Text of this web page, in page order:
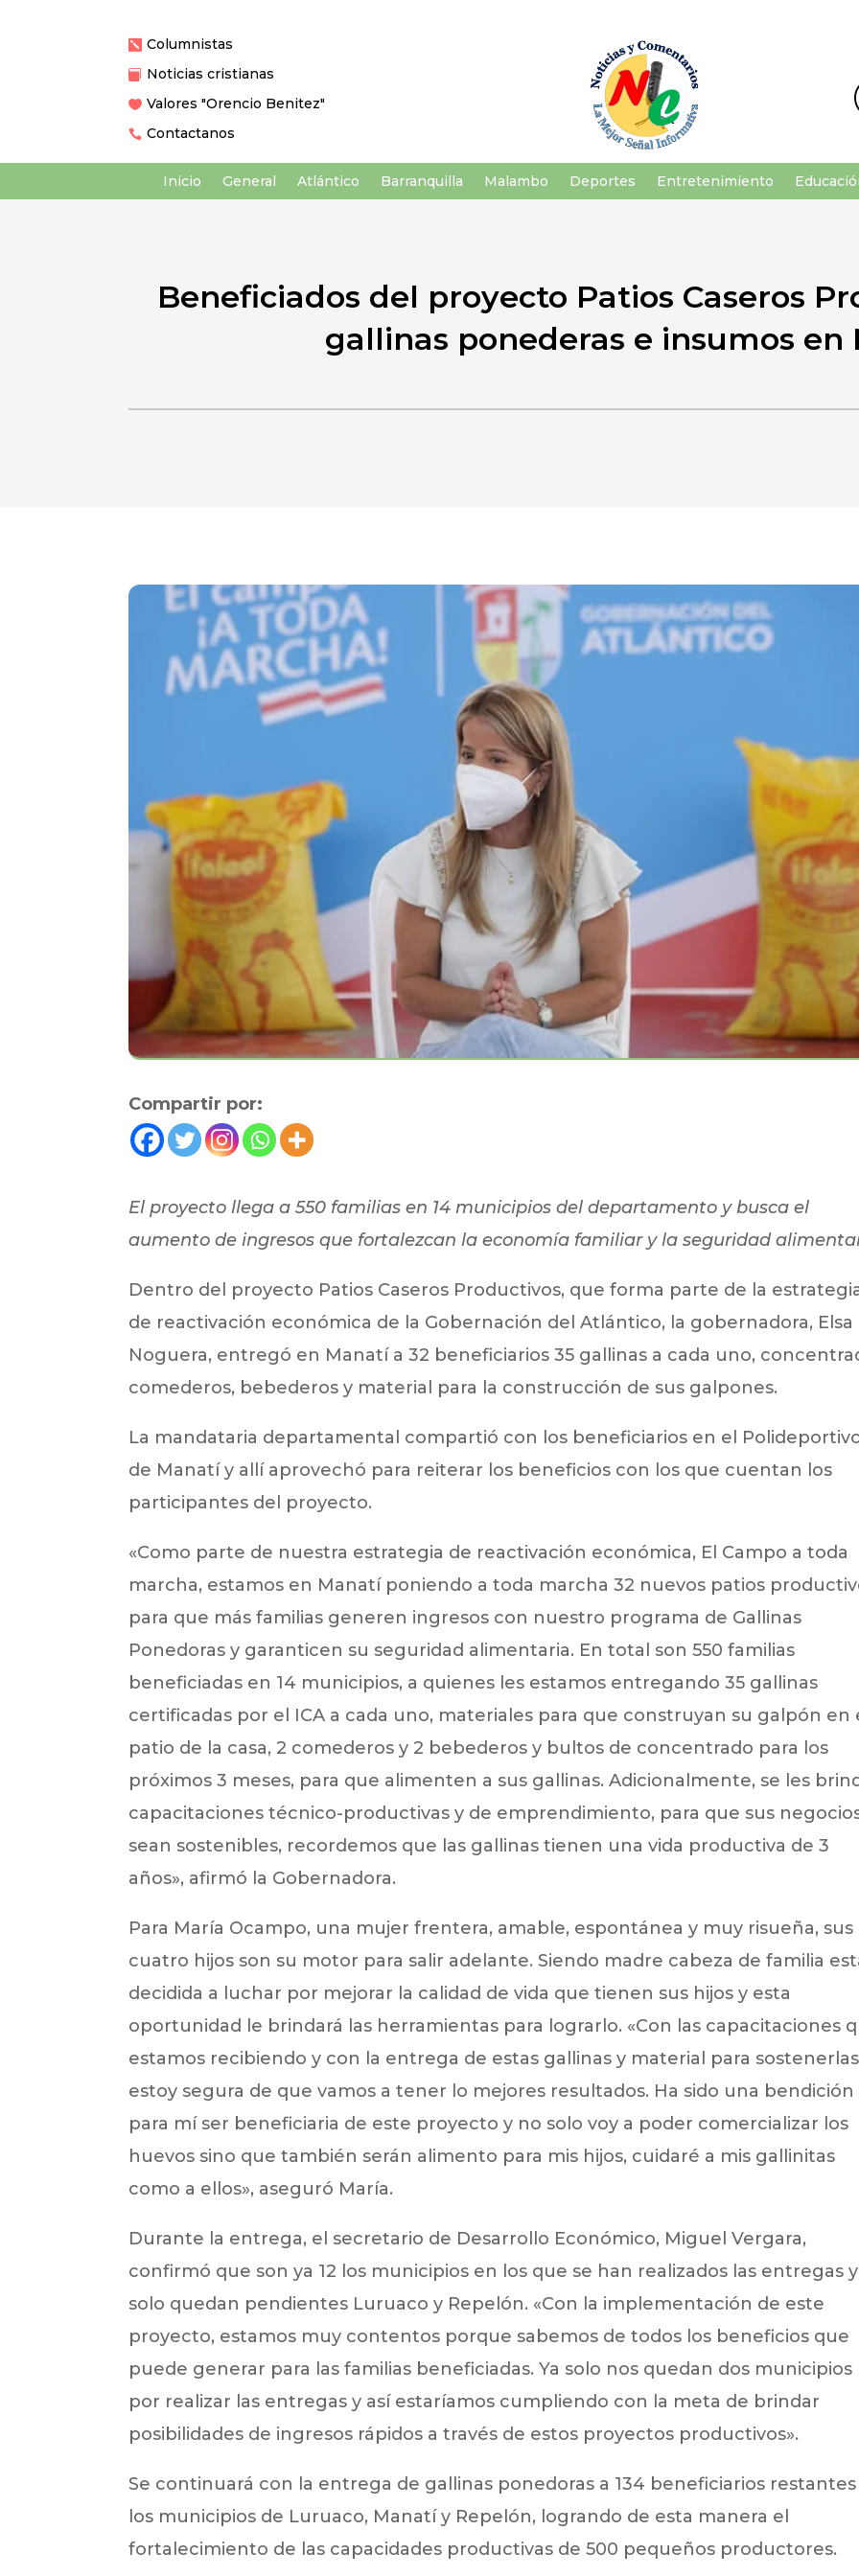
 Columnistas
 Noticias cristianas
 Valores "Orencio Benitez"
 Contactanos
Inicio General Atlántico Barranquilla Malambo Deportes Entretenimiento
Beneficiados del proyecto Patios Caseros
gallinas ponederas e insumos en
Compartir por:
El proyecto llega a 550 familias en 14 municipios del departamento y busca el
aumento de ingresos que fortalezcan la economía familiar y la seguridad
Dentro del proyecto Patios Caseros Productivos, que forma parte de la
de reactivación económica de la Gobernación del Atlántico, la gobernadora, Elsa
Noguera, entregó en Manatí a 32 beneficiarios 35 gallinas a cada uno,
comederos, bebederos y material para la construcción de sus galpones.
La mandataria departamental compartió con los beneficiarios en el
de Manatí y allí aprovechó para reiterar los beneficios con los que cuentan los
participantes del proyecto.
«Como parte de nuestra estrategia de reactivación económica, El Campo a toda
marcha, estamos en Manatí poniendo a toda marcha 32 nuevos patios
para que más familias generen ingresos con nuestro programa de Gallinas
Ponedoras y garanticen su seguridad alimentaria. En total son 550 familias
beneficiadas en 14 municipios, a quienes les estamos entregando 35 gallinas
certificadas por el ICA a cada uno, materiales para que construyan su galpón en
patio de la casa, 2 comederos y 2 bebederos y bultos de concentrado para los
próximos 3 meses, para que alimenten a sus gallinas. Adicionalmente, se les
capacitaciones técnico-productivas y de emprendimiento, para que sus
sean sostenibles, recordemos que las gallinas tienen una vida productiva de 3
años», afirmó la Gobernadora.
Para María Ocampo, una mujer frentera, amable, espontánea y muy risueña, sus
cuatro hijos son su motor para salir adelante. Siendo madre cabeza de familia
decidida a luchar por mejorar la calidad de vida que tienen sus hijos y esta
oportunidad le brindará las herramientas para lograrlo. «Con las capacitaciones
estamos recibiendo y con la entrega de estas gallinas y material para
estoy segura de que vamos a tener lo mejores resultados. Ha sido una bendición
para mí ser beneficiaria de este proyecto y no solo voy a poder comercializar los
huevos sino que también serán alimento para mis hijos, cuidaré a mis gallinitas
como a ellos», aseguró María.
Durante la entrega, el secretario de Desarrollo Económico, Miguel Vergara,
confirmó que son ya 12 los municipios en los que se han realizados las entregas y
solo quedan pendientes Luruaco y Repelón. «Con la implementación de este
proyecto, estamos muy contentos porque sabemos de todos los beneficios que
puede generar para las familias beneficiadas. Ya solo nos quedan dos municipios
por realizar las entregas y así estaríamos cumpliendo con la meta de brindar
posibilidades de ingresos rápidos a través de estos proyectos productivos».
Se continuará con la entrega de gallinas ponedoras a 134 beneficiarios
los municipios de Luruaco, Manatí y Repelón, logrando de esta manera el
fortalecimiento de las capacidades productivas de 500 pequeños productores.